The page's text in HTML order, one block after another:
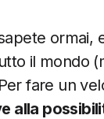
ormai,
il mondo
fare un
alla